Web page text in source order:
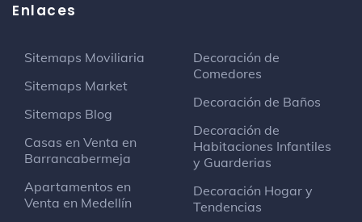
Sitio histórico y protegido
Barrio
Tiendas Emporio
Gran tienda
carrera 17 #49 31 barrancabermeja
Enlaces
Sitemaps Moviliaria
Sitemaps Market
Sitemaps Blog
Casas en Venta en
Barrancabermeja
Apartamentos en
Venta en Medellín
Decoración de
Comedores
Decoración de Baños
Decoración de
Habitaciones Infantiles
y Guarderias
Decoración Hogar y
Tendencias